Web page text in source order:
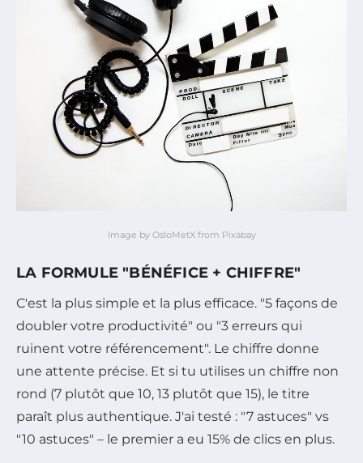
Image by OsloMetX from Pixabay
LA FORMULE "BÉNÉFICE + CHIFFRE"
C'est la plus simple et la plus efficace. "5 façons de
doubler votre productivité" ou "3 erreurs qui
ruinent votre référencement". Le chiffre donne
une attente précise. Et si tu utilises un chiffre non
rond (7 plutôt que 10, 13 plutôt que 15), le titre
paraît plus authentique. J'ai testé : "7 astuces" vs
"10 astuces" – le premier a eu 15% de clics en plus.